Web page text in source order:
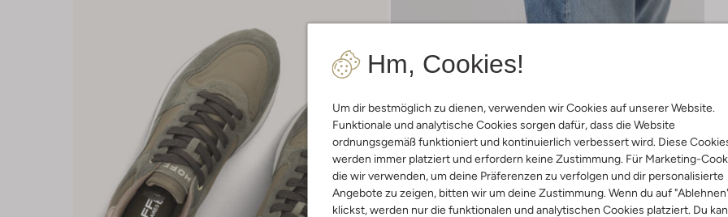
Hm, Cookies!
Um dir bestmöglich zu dienen, verwenden wir Cookies auf unserer Website.
Funktionale und analytische Cookies sorgen dafür, dass die Website
ordnungsgemäß funktioniert und kontinuierlich verbessert wird. Diese
werden immer platziert und erfordern keine Zustimmung. Für Marketing-
die wir verwenden, um deine Präferenzen zu verfolgen und dir personalisierte
Angebote zu zeigen, bitten wir um deine Zustimmung. Wenn du auf
klickst, werden nur die funktionalen und analytischen Cookies platziert. Du